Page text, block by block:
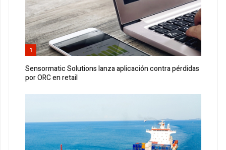
1
Sensormatic Solutions lanza aplicación contra pérdidas
por ORC en retail